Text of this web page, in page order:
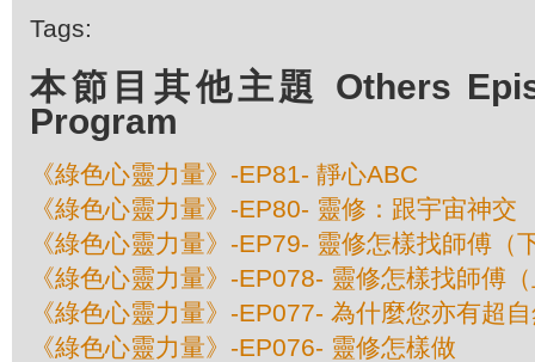
Tags:
本節目其他主題 Others
Program
《綠色心靈力量》-EP81- 靜心ABC
《綠色心靈力量》-EP80- 靈修：跟宇宙神交
《綠色心靈力量》-EP79- 靈修怎樣找師傅（
《綠色心靈力量》-EP078- 靈修怎樣找師傅
《綠色心靈力量》-EP077- 為什麼您亦有超
《綠色心靈力量》-EP076- 靈修怎樣做